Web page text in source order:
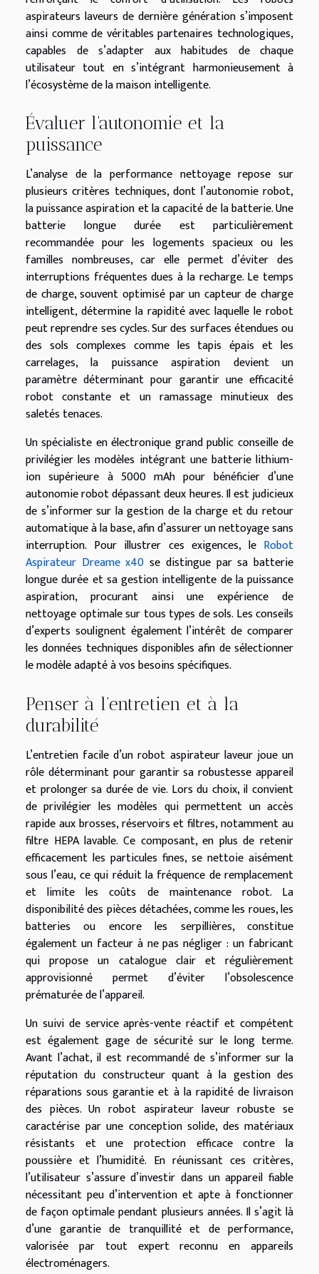
aspirateurs laveurs de dernière génération s’imposent
ainsi comme de véritables partenaires technologiques,
capables de s’adapter aux habitudes de chaque
utilisateur tout en s’intégrant harmonieusement à
l’écosystème de la maison intelligente.
Évaluer l’autonomie et la
puissance
L’analyse de la performance nettoyage repose sur
plusieurs critères techniques, dont l’autonomie robot,
la puissance aspiration et la capacité de la batterie. Une
batterie longue durée est particulièrement
recommandée pour les logements spacieux ou les
familles nombreuses, car elle permet d’éviter des
interruptions fréquentes dues à la recharge. Le temps
de charge, souvent optimisé par un capteur de charge
intelligent, détermine la rapidité avec laquelle le robot
peut reprendre ses cycles. Sur des surfaces étendues ou
des sols complexes comme les tapis épais et les
carrelages, la puissance aspiration devient un
paramètre déterminant pour garantir une efficacité
robot constante et un ramassage minutieux des
saletés tenaces.
Un spécialiste en électronique grand public conseille de
privilégier les modèles intégrant une batterie lithium-
ion supérieure à 5000 mAh pour bénéficier d’une
autonomie robot dépassant deux heures. Il est judicieux
de s’informer sur la gestion de la charge et du retour
automatique à la base, afin d’assurer un nettoyage sans
interruption. Pour illustrer ces exigences, le Robot
Aspirateur Dreame x40 se distingue par sa batterie
longue durée et sa gestion intelligente de la puissance
aspiration, procurant ainsi une expérience de
nettoyage optimale sur tous types de sols. Les conseils
d’experts soulignent également l’intérêt de comparer
les données techniques disponibles afin de sélectionner
le modèle adapté à vos besoins spécifiques.
Penser à l’entretien et à la
durabilité
L’entretien facile d’un robot aspirateur laveur joue un
rôle déterminant pour garantir sa robustesse appareil
et prolonger sa durée de vie. Lors du choix, il convient
de privilégier les modèles qui permettent un accès
rapide aux brosses, réservoirs et filtres, notamment au
filtre HEPA lavable. Ce composant, en plus de retenir
efficacement les particules fines, se nettoie aisément
sous l’eau, ce qui réduit la fréquence de remplacement
et limite les coûts de maintenance robot. La
disponibilité des pièces détachées, comme les roues, les
batteries ou encore les serpillières, constitue
également un facteur à ne pas négliger : un fabricant
qui propose un catalogue clair et régulièrement
approvisionné permet d’éviter l’obsolescence
prématurée de l’appareil.
Un suivi de service après-vente réactif et compétent
est également gage de sécurité sur le long terme.
Avant l’achat, il est recommandé de s’informer sur la
réputation du constructeur quant à la gestion des
réparations sous garantie et à la rapidité de livraison
des pièces. Un robot aspirateur laveur robuste se
caractérise par une conception solide, des matériaux
résistants et une protection efficace contre la
poussière et l’humidité. En réunissant ces critères,
l’utilisateur s’assure d’investir dans un appareil fiable
nécessitant peu d’intervention et apte à fonctionner
de façon optimale pendant plusieurs années. Il s’agit là
d’une garantie de tranquillité et de performance,
valorisée par tout expert reconnu en appareils
électroménagers.